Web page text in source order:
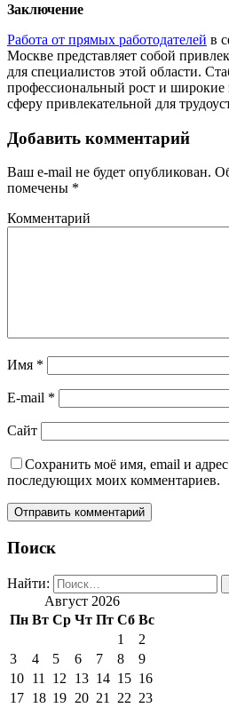
Заключение
Работа от прямых работодателей в
Москве представляет собой
для специалистов этой области.
профессиональный рост и широкие
сферу привлекательной для
Добавить комментарий
Ваш e-mail не будет опубликован.
помечены *
Комментарий
Имя *
E-mail *
Сайт
Сохранить моё имя, email и адрес
последующих моих комментариев.
Поиск
Найти:
Август 2026
Пн Вт Ср Чт Пт Сб Вс
1
2
3
4 5 6 7 8
9
10 11 12 13 14 15 16
17 18 19 20 21 22 23